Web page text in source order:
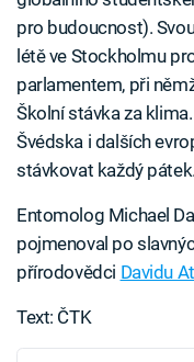
pro budoucnost).
létě ve Stockholmu
parlamentem, při
Školní stávka za
Švédska i dalších
stávkovat každý pátek.
Entomolog Michael
pojmenoval po
přírodovědci Davidu
Text: ČTK